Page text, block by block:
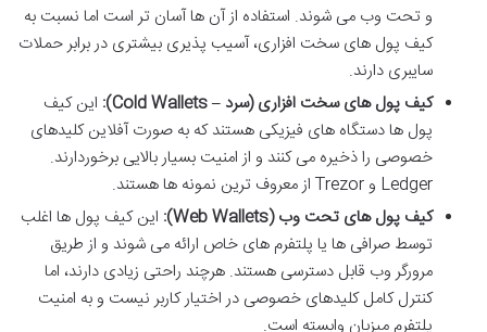
و تحت وب می شوند. استفاده از آن ها آسان تر است اما نسبت به
کیف پول های سخت افزاری، آسیب پذیری بیشتری در برابر حملات
سایبری دارند.
کیف پول های سخت افزاری (سرد – Cold Wallets):
این کیف
پول ها دستگاه های فیزیکی هستند که به صورت آفلاین کلیدهای
خصوصی را ذخیره می کنند و از امنیت بسیار بالایی برخوردارند.
Ledger و Trezor از معروف ترین نمونه ها هستند.
کیف پول های تحت وب (Web Wallets):
این کیف پول ها اغلب
توسط صرافی ها یا پلتفرم های خاص ارائه می شوند و از طریق
مرورگر وب قابل دسترسی هستند. هرچند راحتی زیادی دارند، اما
کنترل کامل کلیدهای خصوصی در اختیار کاربر نیست و به امنیت
پلتفرم میزبان وابسته است.